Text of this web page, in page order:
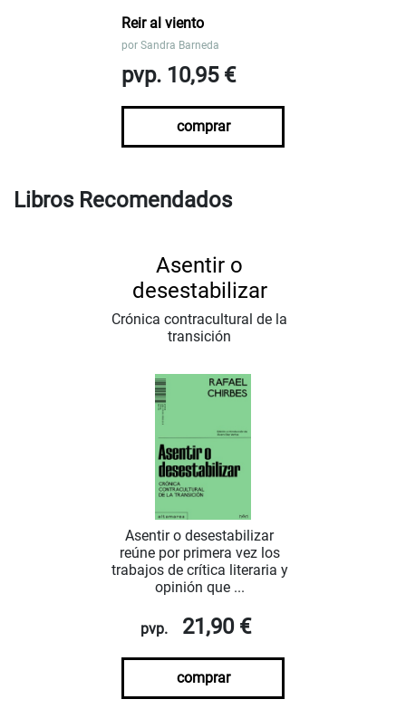
Reir al viento
por Sandra Barneda
pvp. 10,95 €
comprar
Libros Recomendados
Asentir o
desestabilizar
Crónica contracultural de la
transición
Asentir o desestabilizar
reúne por primera vez los
trabajos de crítica literaria y
opinión que ...
pvp. 21,90 €
comprar